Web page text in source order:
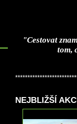
"Cestovat
tom,
NEJBLIŽŠÍ